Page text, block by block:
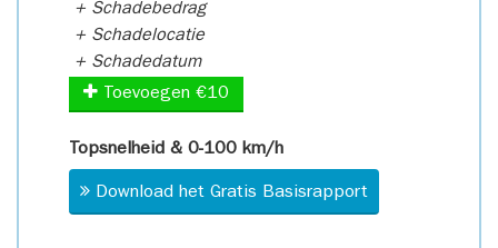
+ Schadebedrag
+ Schadelocatie
+ Schadedatum
Toevoegen €10
Topsnelheid & 0-100 km/h
Download het Gratis Basisrapport